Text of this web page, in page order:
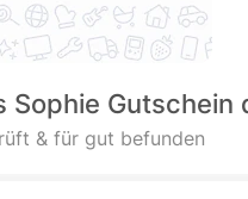
Sophie Gutschein
& für gut befunden